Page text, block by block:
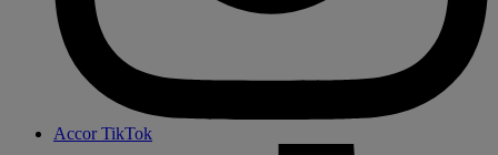
Accor TikTok